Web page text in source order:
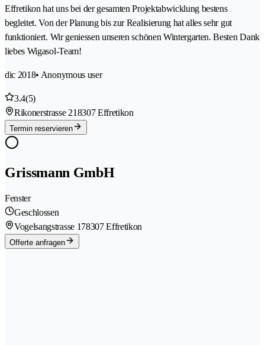
Effretikon hat uns bei der gesamten Projektabwicklung bestens
begleitet. Von der Planung bis zur Realisierung hat alles sehr gut
funktioniert. Wir geniessen unseren schönen Wintergarten. Besten Dank
liebes Wigasol-Team!
dic 2018• Anonymous user
3.4(5)
Rikonerstrasse 218307 Effretikon
Termin reservieren
Grissmann GmbH
Fenster
Geschlossen
Vogelsangstrasse 178307 Effretikon
Offerte anfragen